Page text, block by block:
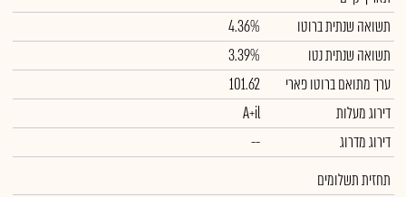
תשואה שנתית ברוטו
4.36%
תשואה שנתית נטו
3.39%
ערך מתואם ברוטו פארי
101.62
דירוג מעלות
A+il
דירוג מדרוג
--
תחזית תשלומים